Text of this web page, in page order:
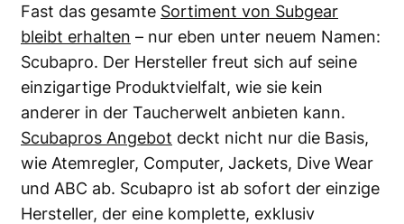
Fast das gesamte Sortiment von Subgear
bleibt erhalten – nur eben unter neuem Namen:
Scubapro. Der Hersteller freut sich auf seine
einzigartige Produktvielfalt, wie sie kein
anderer in der Taucherwelt anbieten kann.
Scubapros Angebot deckt nicht nur die Basis,
wie Atemregler, Computer, Jackets, Dive Wear
und ABC ab. Scubapro ist ab sofort der einzige
Hersteller, der eine komplette, exklusiv